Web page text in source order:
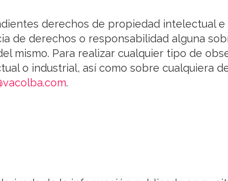
derechos de propiedad intelectual e
de derechos o responsabilidad alguna
mismo. Para realizar cualquier tipo de
o industrial, así como sobre cualquiera
.